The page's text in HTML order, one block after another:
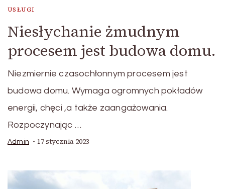
USŁUGI
Niesłychanie żmudnym
procesem jest budowa domu.
Niezmiernie czasochłonnym procesem jest
budowa domu. Wymaga ogromnych pokładów
energii, chęci ,a także zaangażowania.
Rozpoczynając …
Admin 17 stycznia 2023